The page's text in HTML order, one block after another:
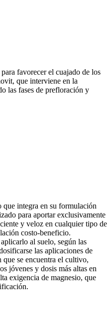
favorecer el cuajado de los
que interviene en la
las fases de prefloración y
integra en su formulación
para aportar exclusivamente
y veloz en cualquier tipo de
costo-beneficio.
al suelo, según las
las aplicaciones de
que se encuentra el cultivo,
jóvenes y dosis más altas en
exigencia de magnesio, que